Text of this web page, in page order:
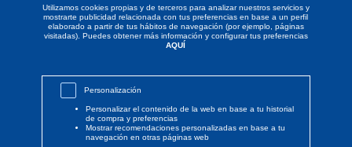
Utilizamos cookies propias y de terceros para analizar nuestros servicios y
mostrarte publicidad relacionada con tus preferencias en base a un perfil
elaborado a partir de tus hábitos de navegación (por ejemplo, páginas
visitadas). Puedes obtener más información y configurar tus preferencias
AQUÍ
Personalización
Personalizar el contenido de la web en base a tu historial
de compra y preferencias
Mostrar recomendaciones personalizadas en base a tu
navegación en otras páginas web
investigación de calidad.
La empresa DISTRIBUIDORA LEVANTINA DE ALIMENTACIÓN SL ha sido
beneficiaria del Fondo Europeo de Desarrollo Regional cuyo objetivo es
potenciar la investigación, el desarrollo tecnológico y la innovación, y
IGUALDAD, para apoyar la creación y consolidación de empresas
innovadoras. Esta acción ha tenido lugar durante el año 2021. Para ello
ha contado con el apoyo del PROGRAMA SOSTENIBILIDAD de la
Cámara de Comercio de Castellón y cofinanciado por la Excma.
Diputación de Castellón.